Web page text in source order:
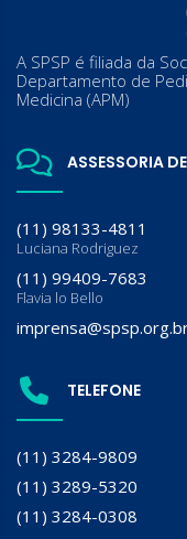
A SPSP é filiada da
Departamento de
Medicina (APM)
ASSESSORIA
(11) 98133-4811
Luciana Rodriguez
(11) 99409-7683
Flavia lo Bello
TELEFONE
(11) 3284-9809
(11) 3289-5320
(11) 3284-0308